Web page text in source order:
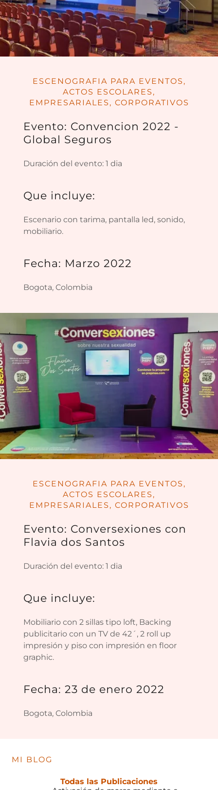
ESCENOGRAFIA PARA EVENTOS,
ACTOS ESCOLARES,
EMPRESARIALES, CORPORATIVOS
Evento: Convencion 2022 -
Global Seguros
Duración del evento: 1 dia
Que incluye:
Escenario con tarima, pantalla led, sonido,
mobiliario.
Fecha: Marzo 2022
Bogota, Colombia
ESCENOGRAFIA PARA EVENTOS,
ACTOS ESCOLARES,
EMPRESARIALES, CORPORATIVOS
Evento: Conversexiones con
Flavia dos Santos
Duración del evento: 1 dia
Que incluye:
Mobiliario con 2 sillas tipo loft, Backing
publicitario con un TV de 42´, 2 roll up
impresión y piso con impresión en floor
graphic.
Fecha: 23 de enero 2022
Bogota, Colombia
MI BLOG
Todas las Publicaciones